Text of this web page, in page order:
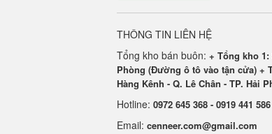
THÔNG TIN LIÊN HỆ
Tổng kho bán buôn:+ Tổng kho
Phòng (Đường ô tô vào tận cửa) +
Hàng Kênh - Q. Lê Chân - TP. Hải
Hotline:0972 645 368 - 0919 441 586
Email:cenneer.com@gmail.com